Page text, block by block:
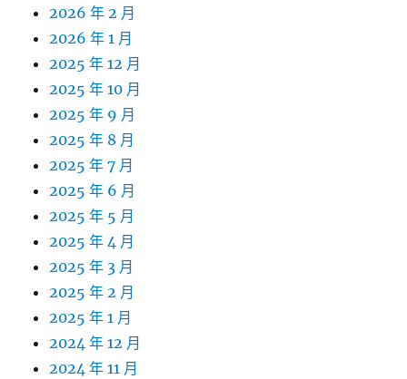
2026 年 2 月
2026 年 1 月
2025 年 12 月
2025 年 10 月
2025 年 9 月
2025 年 8 月
2025 年 7 月
2025 年 6 月
2025 年 5 月
2025 年 4 月
2025 年 3 月
2025 年 2 月
2025 年 1 月
2024 年 12 月
2024 年 11 月